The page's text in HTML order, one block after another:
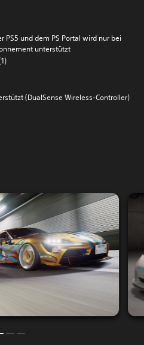
PS5 und dem PS Portal wird nur bei
unterstützt
(DualSense Wireless-Controller)